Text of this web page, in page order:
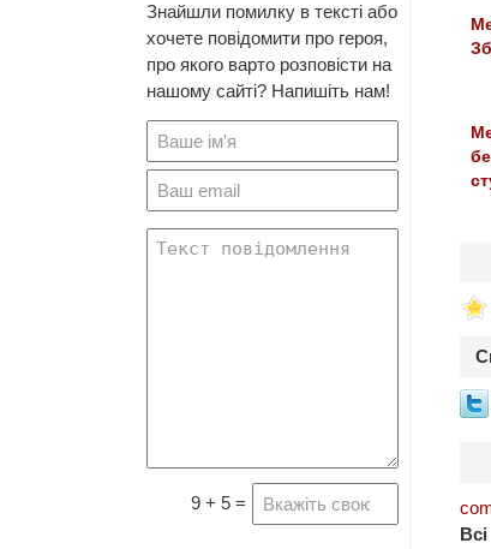
Знайшли помилку в тексті або
хочете повідомити про героя,
про якого варто розповісти на
нашому сайті? Напишіть нам!
9 + 5 =